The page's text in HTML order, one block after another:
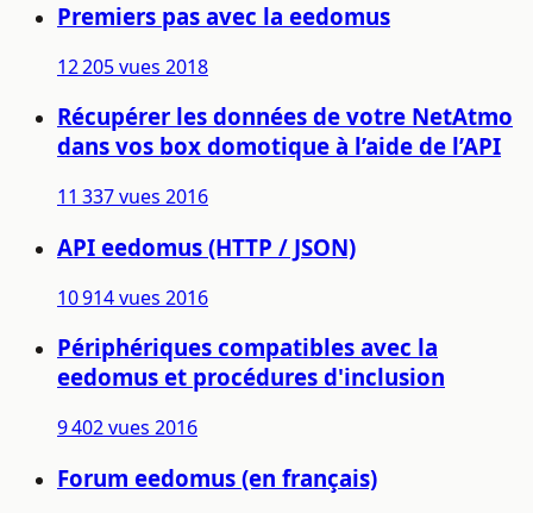
Premiers pas avec la eedomus
12 205 vues 2018
Récupérer les données de votre NetAtmo
dans vos box domotique à l’aide de l’API
11 337 vues 2016
API eedomus (HTTP / JSON)
10 914 vues 2016
Périphériques compatibles avec la
eedomus et procédures d'inclusion
9 402 vues 2016
Forum eedomus (en français)